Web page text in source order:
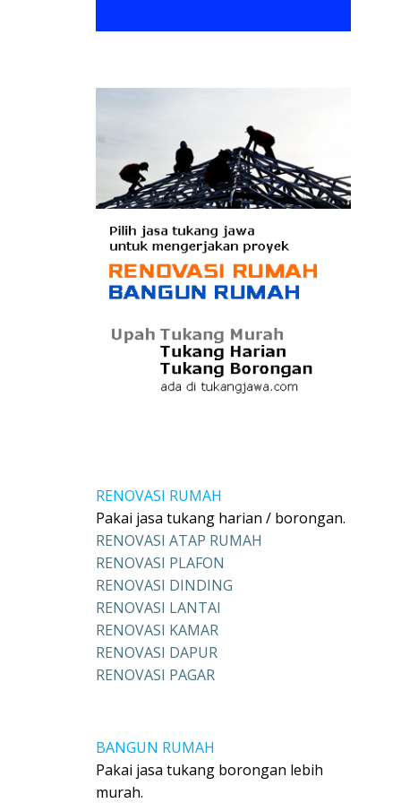
RENOVASI RUMAH
Pakai jasa tukang harian / borongan.
RENOVASI ATAP RUMAH
RENOVASI PLAFON
RENOVASI DINDING
RENOVASI LANTAI
RENOVASI KAMAR
RENOVASI DAPUR
RENOVASI PAGAR
BANGUN RUMAH
Pakai jasa tukang borongan lebih
murah.